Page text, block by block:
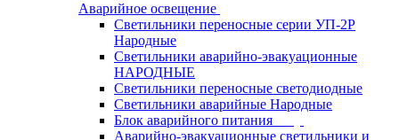
Аварийное освещение
Светильники переносные серии УП-2Р
Народные
Светильники аварийно-эвакуационные
НАРОДНЫЕ
Светильники переносные светодиодные
Светильники аварийные Народные
Блок аварийного питания
Аварийно-эвакуационные светильники и